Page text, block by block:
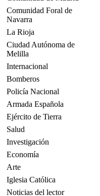
Comunidad Foral de
Navarra
La Rioja
Ciudad Autónoma de
Melilla
Internacional
Bomberos
Policía Nacional
Armada Española
Ejército de Tierra
Salud
Investigación
Economía
Arte
Iglesia Católica
Noticias del lector